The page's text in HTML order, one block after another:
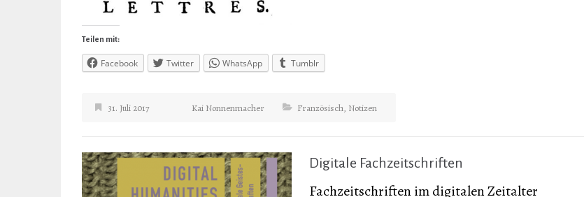
Teilen mit:
Facebook Twitter WhatsApp Tumblr
31. Juli 2017 Kai Nonnenmacher Französisch, Notizen
Digitale Fachzeitschriften
Fachzeitschriften im digitalen Zeitalter